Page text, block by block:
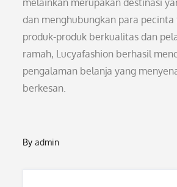
melainkan merupakan destinasi
dan menghubungkan para pecinta
produk-produk berkualitas dan
ramah, Lucyafashion berhasil
pengalaman belanja yang
berkesan.
Byadmin